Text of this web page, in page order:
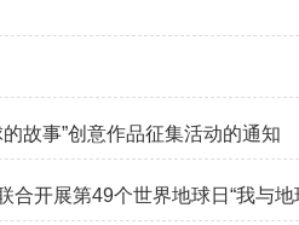
故事”创意作品征集活动的通知
开展第49个世界地球日“我与地